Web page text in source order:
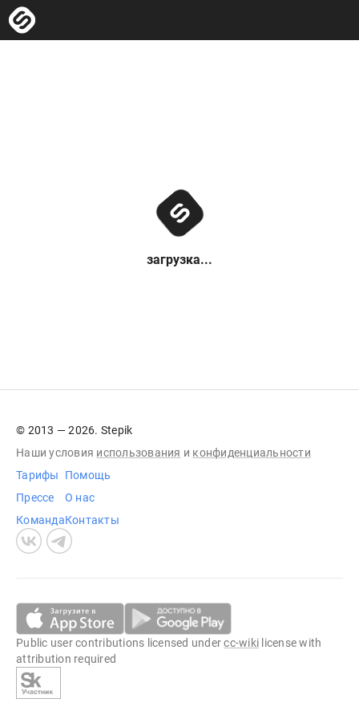
загрузка...
© 2013 — 2026. Stepik
Наши условия использования и конфиденциальности
Тарифы
Прессе
Команда
Помощь
О нас
Контакты
Public user contributions licensed undercc-wiki license with
attribution required